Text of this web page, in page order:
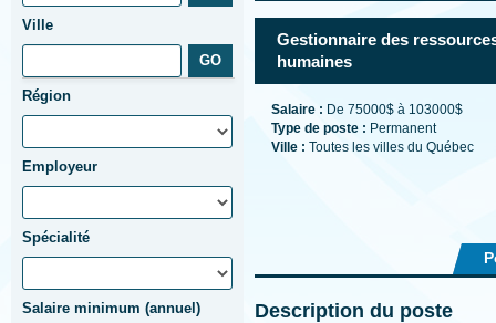
Ville
Région
Employeur
Spécialité
Salaire minimum (annuel)
Gestionnaire des
humaines
Salaire : De 75000$ à 103000$
Type de poste : Permanent
Ville : Toutes les villes du Québec
Description du poste